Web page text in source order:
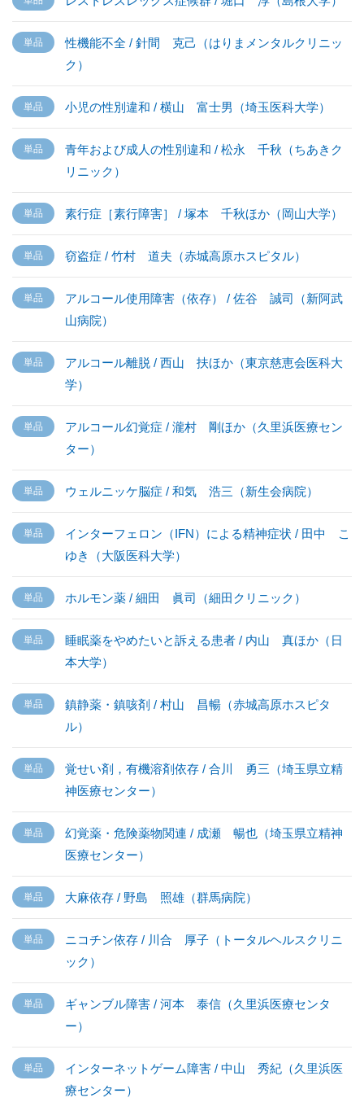
性機能不全 / 針間 克己（はりまメンタルクリニッ
ク）
小児の性別違和 / 横山 富士男（埼玉医科大学）
青年および成人の性別違和 / 松永 千秋（ちあきク
リニック）
素行症［素行障害］ / 塚本 千秋ほか（岡山大学）
窃盗症 / 竹村 道夫（赤城高原ホスピタル）
アルコール使用障害（依存） / 佐谷 誠司（新阿武
山病院）
アルコール離脱 / 西山 扶ほか（東京慈恵会医科大
学）
アルコール幻覚症 / 瀧村 剛ほか（久里浜医療セン
ター）
ウェルニッケ脳症 / 和気 浩三（新生会病院）
インターフェロン（IFN）による精神症状 / 田中 こ
ゆき（大阪医科大学）
ホルモン薬 / 細田 眞司（細田クリニック）
睡眠薬をやめたいと訴える患者 / 内山 真ほか（日
本大学）
鎮静薬・鎮咳剤 / 村山 昌暢（赤城高原ホスピタ
ル）
覚せい剤，有機溶剤依存 / 合川 勇三（埼玉県立精
神医療センター）
幻覚薬・危険薬物関連 / 成瀬 暢也（埼玉県立精神
医療センター）
大麻依存 / 野島 照雄（群馬病院）
ニコチン依存 / 川合 厚子（トータルヘルスクリニ
ック）
ギャンブル障害 / 河本 泰信（久里浜医療センタ
ー）
インターネットゲーム障害 / 中山 秀紀（久里浜医
療センター）